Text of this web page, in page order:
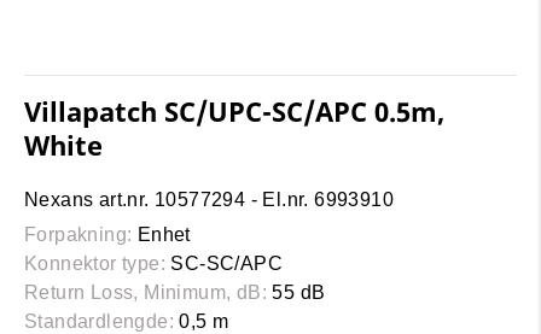
Villapatch SC/UPC-SC/APC 0.5m,
White
Nexans art.nr. 10577294 - El.nr. 6993910
Forpakning: Enhet
Konnektor type: SC-SC/APC
Return Loss, Minimum, dB: 55 dB
Standardlengde: 0,5 m